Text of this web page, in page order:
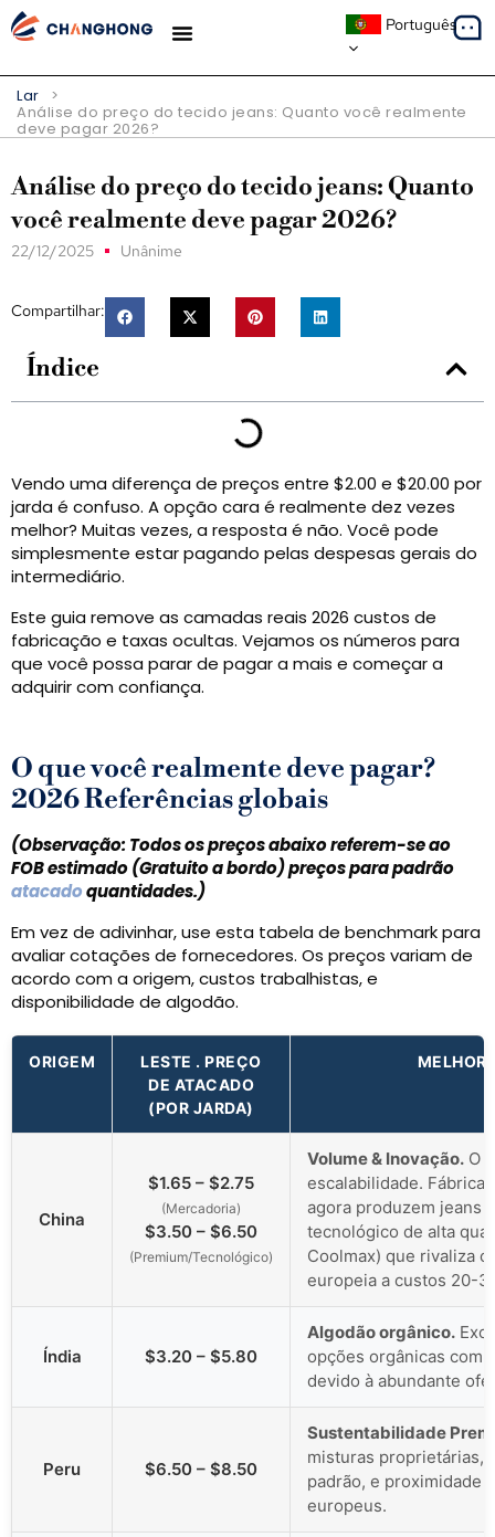
Português
Lar >
Análise do preço do tecido jeans: Quanto você realmente
deve pagar 2026?
Análise do preço do tecido jeans: Quanto
você realmente deve pagar 2026?
22/12/2025 Unânime
Compartilhar:
Índice
Vendo uma diferença de preços entre $2.00 e $20.00 por
jarda é confuso. A opção cara é realmente dez vezes
melhor? Muitas vezes, a resposta é não. Você pode
simplesmente estar pagando pelas despesas gerais do
intermediário.
Este guia remove as camadas reais 2026 custos de
fabricação e taxas ocultas. Vejamos os números para
que você possa parar de pagar a mais e começar a
adquirir com confiança.
O que você realmente deve pagar?
2026 Referências globais
(Observação: Todos os preços abaixo referem-se ao
FOB estimado (Gratuito a bordo) preços para padrão
atacadoquantidades.)
Em vez de adivinhar, use esta tabela de benchmark para
avaliar cotações de fornecedores. Os preços variam de
acordo com a origem, custos trabalhistas, e
disponibilidade de algodão.
ORIGEM
LESTE . PREÇO
DE ATACADO
(POR JARDA)
MELHOR
China
$1.65 – $2.75
(Mercadoria)
$3.50 – $6.50
(Premium/Tecnológico)
Volume & Inovação. O
escalabilidade.
agora produzem jeans
tecnológico de alta
Coolmax) que rivaliza
europeia a custos 20-
Índia $3.20 – $5.80
Algodão orgânico.
opções orgânicas com
devido à abundante
Peru $6.50 – $8.50
Sustentabilidade
misturas proprietárias,
padrão, e proximidade
europeus.